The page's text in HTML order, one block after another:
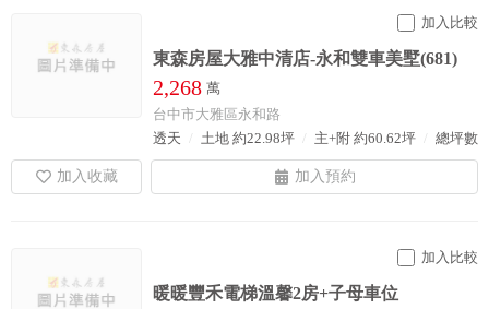
加入比較
東森房屋大雅中清店-永和雙車美墅(681)
2,268 萬
台中市大雅區永和路
透天
土地 約22.98坪 主+附 約60.62坪 總坪數
加入比較
暖暖豐禾電梯溫馨2房+子母車位